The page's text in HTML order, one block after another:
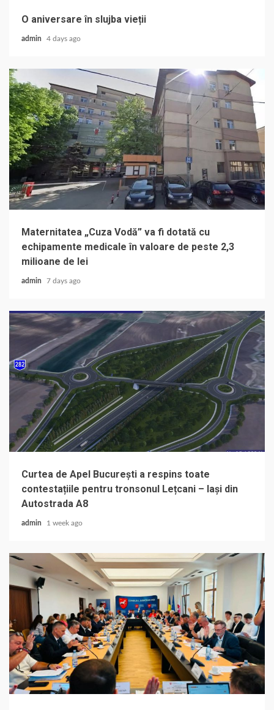
O aniversare în slujba vieții
admin 4 days ago
Maternitatea „Cuza Vodă” va fi dotată cu
echipamente medicale în valoare de peste 2,3
milioane de lei
admin 7 days ago
Curtea de Apel București a respins toate
contestațiile pentru tronsonul Lețcani – Iași din
Autostrada A8
admin 1 week ago